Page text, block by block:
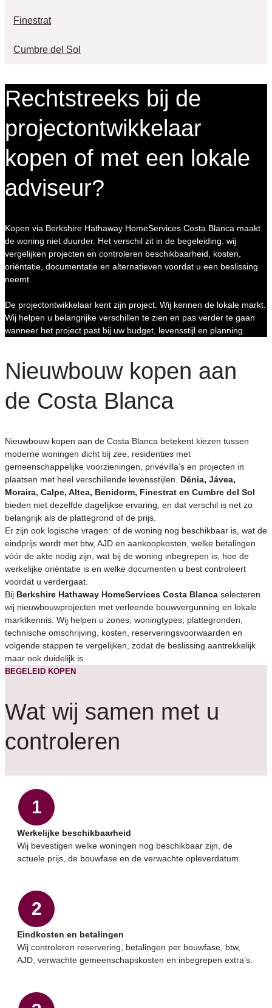
Finestrat
Cumbre del Sol
Rechtstreeks bij de
projectontwikkelaar
kopen of met een lokale
adviseur?
Kopen via Berkshire Hathaway HomeServices Costa Blanca maakt
de woning niet duurder. Het verschil zit in de begeleiding: wij
vergelijken projecten en controleren beschikbaarheid, kosten,
oriëntatie, documentatie en alternatieven voordat u een beslissing
neemt.
De projectontwikkelaar kent zijn project. Wij kennen de lokale markt.
Wij helpen u belangrijke verschillen te zien en pas verder te gaan
wanneer het project past bij uw budget, levensstijl en planning.
Nieuwbouw kopen aan
de Costa Blanca
Nieuwbouw kopen aan de Costa Blanca betekent kiezen tussen
moderne woningen dicht bij zee, residenties met
gemeenschappelijke voorzieningen, privévilla’s en projecten in
plaatsen met heel verschillende levensstijlen. Dénia, Jávea,
Moraira, Calpe, Altea, Benidorm, Finestrat en Cumbre del Sol
bieden niet dezelfde dagelijkse ervaring, en dat verschil is net zo
belangrijk als de plattegrond of de prijs.
Er zijn ook logische vragen: of de woning nog beschikbaar is, wat de
eindprijs wordt met btw, AJD en aankoopkosten, welke betalingen
vóór de akte nodig zijn, wat bij de woning inbegrepen is, hoe de
werkelijke oriëntatie is en welke documenten u best controleert
voordat u verdergaat.
Bij Berkshire Hathaway HomeServices Costa Blanca selecteren
wij nieuwbouwprojecten met verleende bouwvergunning en lokale
marktkennis. Wij helpen u zones, woningtypes, plattegronden,
technische omschrijving, kosten, reserveringsvoorwaarden en
volgende stappen te vergelijken, zodat de beslissing aantrekkelijk
maar ook duidelijk is.
BEGELEID KOPEN
Wat wij samen met u
controleren
1
Werkelijke beschikbaarheid
Wij bevestigen welke woningen nog beschikbaar zijn, de
actuele prijs, de bouwfase en de verwachte opleverdatum.
2
Eindkosten en betalingen
Wij controleren reservering, betalingen per bouwfase, btw,
AJD, verwachte gemeenschapskosten en inbegrepen extra’s.